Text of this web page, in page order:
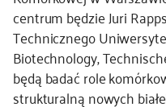
centrum będzie Juri
Technicznego
Biotechnology,
będą badać role
strukturalną nowych